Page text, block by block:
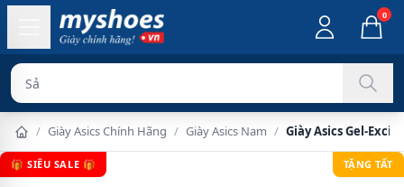
0
Sản phẩm chính
/ Giày Asics Chính Hãng / Giày Asics Nam / Giày Asics Gel-
🎁 SIÊU SALE 🎁 TẶNG TẤT